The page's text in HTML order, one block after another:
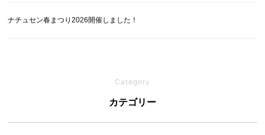
ナチュセン春まつり2026開催しました！
Category
カテゴリー